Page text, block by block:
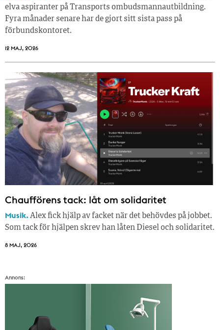
elva aspiranter på Transports ombudsmannautbildning.
Fyra månader senare har de gjort sitt sista pass på
förbundskontoret.
12 MAJ, 2026
Chaufförens tack: låt om solidaritet
Musik.Alex fick hjälp av facket när det behövdes på jobbet.
Som tack för hjälpen skrev han låten Diesel och solidaritet.
8 MAJ, 2026
Annons: